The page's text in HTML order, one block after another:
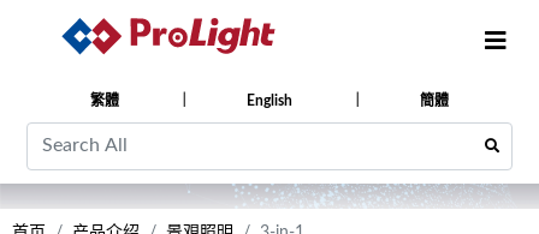
繁體 English 簡體